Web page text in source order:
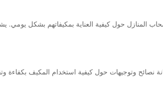
المنازل حول كيفية العناية بمكيفاتهم بشكل يومي.
نصائح وتوجيهات حول كيفية استخدام المكيف بكفاءة